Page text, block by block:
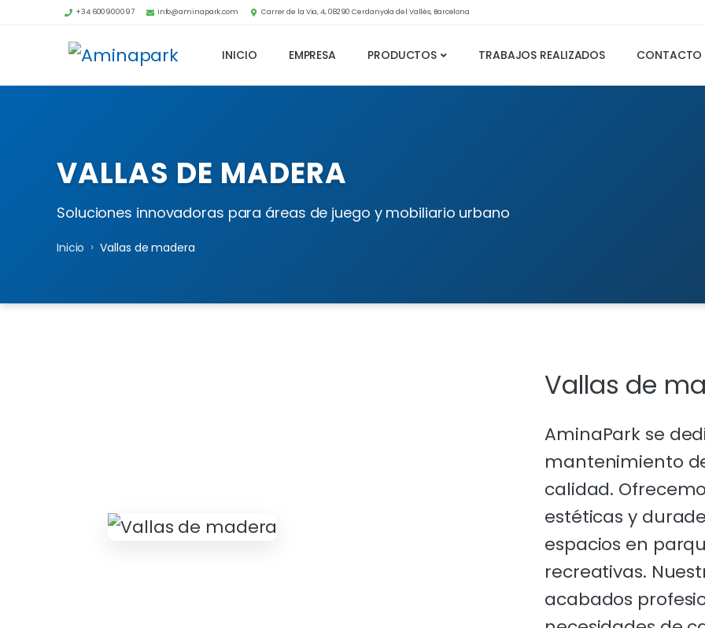
+34 600900097 info@aminapark.com Carrer de la Via, 4, 08290 Cerdanyola del Vallès, Barcelona
INICIO EMPRESA PRODUCTOS TRABAJOS REALIZADOS CONTACTO
VALLAS DE MADERA
Soluciones innovadoras para áreas de juego y mobiliario urbano
Inicio › Vallas de madera
Vallas de
AminaPark se
mantenimiento
calidad.
estéticas y
espacios en
recreativas.
acabados